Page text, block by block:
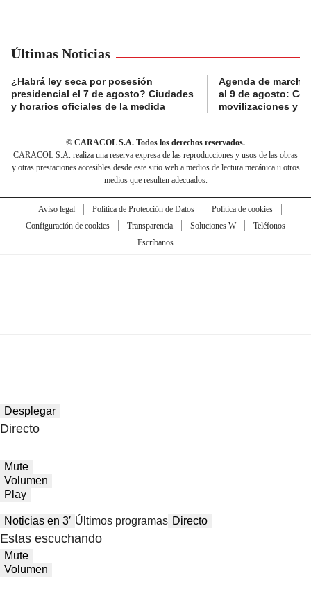
Últimas Noticias
¿Habrá ley seca por posesión
presidencial el 7 de agosto? Ciudades
y horarios oficiales de la medida
Agenda de
al 9 de agosto:
movilizaciones y
© CARACOL S.A. Todos los derechos reservados.
CARACOL S.A. realiza una reserva expresa de las reproducciones y usos de las obras
y otras prestaciones accesibles desde este sitio web a medios de lectura mecánica u otros
medios que resulten adecuados.
Aviso legal Política de Protección de Datos
Política de cookies
Configuración de cookies
Transparencia Soluciones W
Teléfonos
Escríbanos
Desplegar
Directo
Mute
Volumen
Play
Noticias en 3′ Últimos programas Directo
Estas escuchando
Mute
Volumen